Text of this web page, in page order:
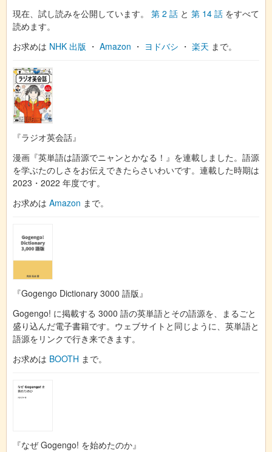
現在、試し読みを公開しています。 第 2 話 と 第 14 話 をすべて
読めます。
お求めは NHK 出版 ・ Amazon ・ ヨドバシ ・ 楽天 まで。
『ラジオ英会話』
漫画『英単語は語源でニャンとかなる！』を連載しました。語源
を学ぶたのしさをお伝えできたらさいわいです。連載した時期は
2023・2022 年度です。
お求めは Amazon まで。
『Gogengo Dictionary 3000 語版』
Gogengo! に掲載する 3000 語の英単語とその語源を、まるごと
盛り込んだ電子書籍です。ウェブサイトと同じように、英単語と
語源をリンクで行き来できます。
お求めは BOOTH まで。
『なぜ Gogengo! を始めたのか』